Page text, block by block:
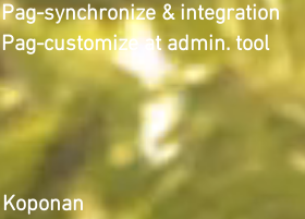
Pag-synchronize & integration
Pag-customize at admin. tool
Koponan